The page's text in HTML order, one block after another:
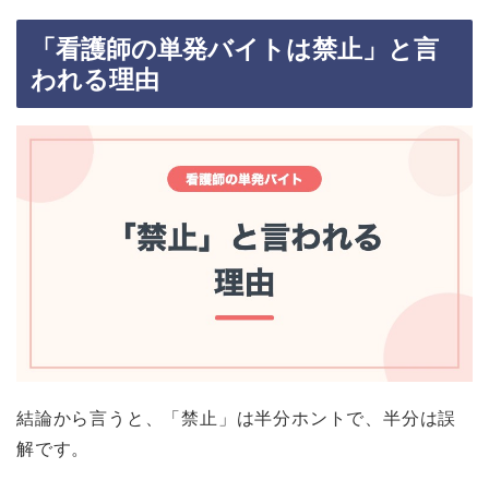
「看護師の単発バイトは禁止」と言
われる理由
結論から言うと、「禁止」は半分ホントで、半分は誤
解です。